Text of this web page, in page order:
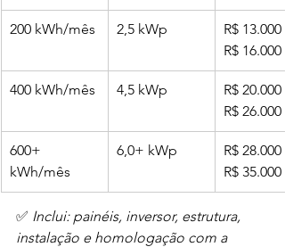
200 kWh/mês 2,5 kWp
R$ 13.000
R$ 16.000
400 kWh/mês 4,5 kWp
R$ 20.000
R$ 26.000
600+
kWh/mês
6,0+ kWp
R$ 28.000
R$ 35.000
✅ Inclui: painéis, inversor, estrutura,
instalação e homologação com a